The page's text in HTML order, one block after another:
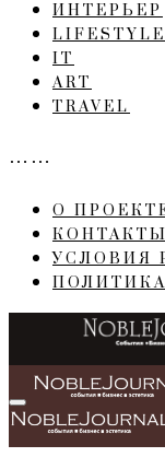
ИНТЕРЬЕР
LIFESTYLE
IT
ART
TRAVEL
……
О
КОНТАКТЫ
УСЛОВИЯ
ПОЛИТИКА